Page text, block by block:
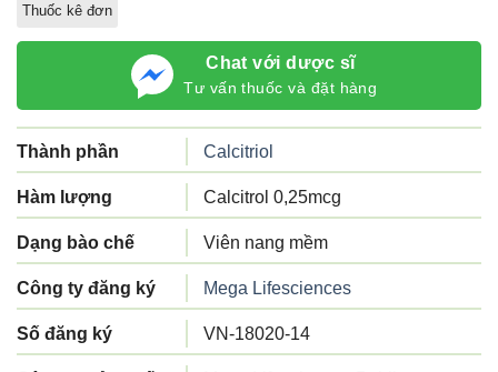
Chat với dược sĩ
Tư vấn thuốc và đặt hàng
Thuốc kê đơn
Thành phần Calcitriol
Hàm lượng Calcitrol 0,25mcg
Dạng bào chế Viên nang mềm
Công ty đăng ký Mega Lifesciences
Số đăng ký VN-18020-14